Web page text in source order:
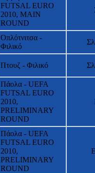
FUTSAL EURO
2010, MAIN
ROUND
Οπλότνιτσα -
Φιλικό
Πτουζ - Φιλικό
Πάολα - UEFA
FUTSAL EURO
2010,
PRELIMINARY
ROUND
Πάολα - UEFA
FUTSAL EURO
2010,
PRELIMINARY
ROUND